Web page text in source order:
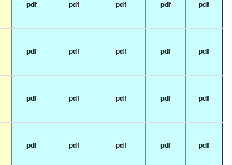
pdf pdf pdf pdf pdf
pdf pdf pdf pdf pdf
pdf pdf pdf pdf pdf
pdf pdf pdf pdf pdf